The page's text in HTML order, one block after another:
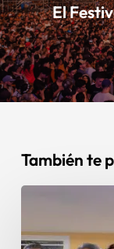
El
También te